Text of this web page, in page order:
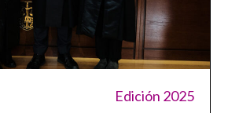
Edición 2025